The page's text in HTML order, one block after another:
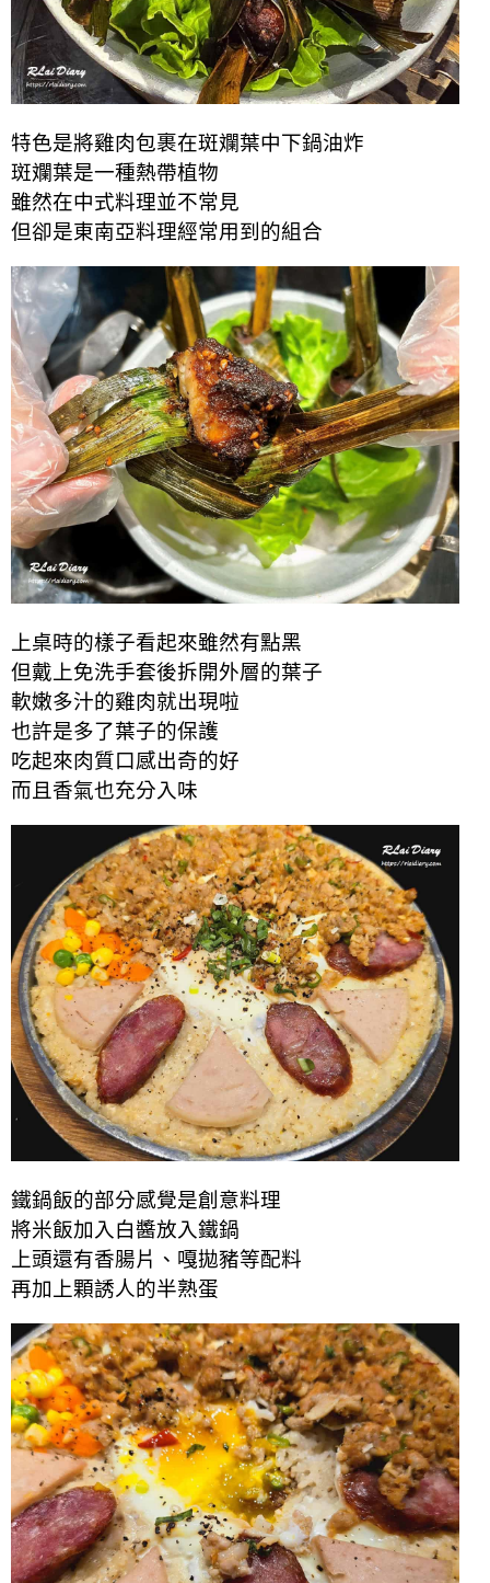
特色是將雞肉包裹在斑斕葉中下鍋油炸
斑斕葉是一種熱帶植物
雖然在中式料理並不常見
但卻是東南亞料理經常用到的組合
上桌時的樣子看起來雖然有點黑
但戴上免洗手套後拆開外層的葉子
軟嫩多汁的雞肉就出現啦
也許是多了葉子的保護
吃起來肉質口感出奇的好
而且香氣也充分入味
鐵鍋飯的部分感覺是創意料理
將米飯加入白醬放入鐵鍋
上頭還有香腸片、嘎拋豬等配料
再加上顆誘人的半熟蛋